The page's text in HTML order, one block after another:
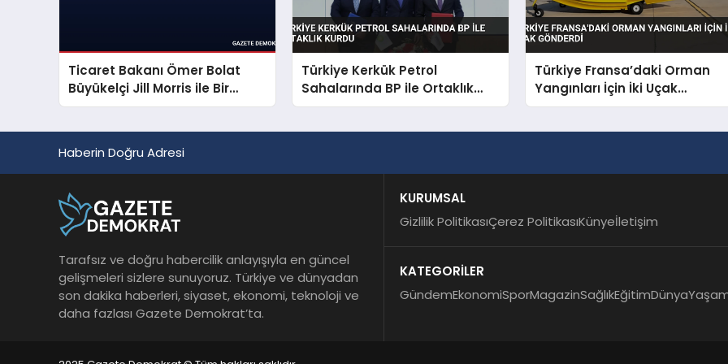
Ticaret Bakanı Ömer Bolat
Büyükelçi Jill Morris ile Bir
Araya Geldi
Türkiye Kerkük Petrol
Sahalarında BP ile Ortaklık
Kurdu
Türkiye Fransa’daki Orman
Yangınları İçin İki Uçak
Gönderdi
Haberin Doğru Adresi
Tarafsız ve doğru habercilik anlayışıyla en güncel
gelişmeleri sizlere sunuyoruz. Türkiye ve dünyadan
son dakika haberleri, siyaset, ekonomi, teknoloji ve
daha fazlası Gazete Demokrat’ta.
KURUMSAL
Gizlilik PolitikasıÇerez PolitikasıKünyeİletişim
KATEGORİLER
GündemEkonomiSporMagazinSağlıkEğitimDünya